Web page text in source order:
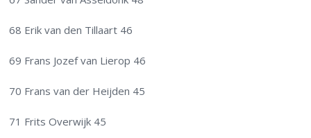
68 Erik van den Tillaart 46
69 Frans Jozef van Lierop 46
70 Frans van der Heijden 45
71 Frits Overwijk 45